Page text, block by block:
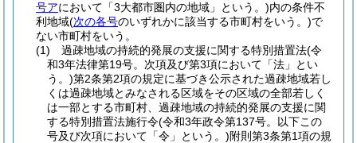
号アにおいて「3大都市圏内の地域」という。)内の条件不
利地域(次の各号のいずれかに該当する市町村をいう。)で
ない市町村をいう。
(1)
過疎地域の持続的発展の支援に関する特別措置法(令
和3年法律第19号。次項及び第3項において「法」とい
う。)第2条第2項の規定に基づき公示された過疎地域若し
くは過疎地域とみなされる区域をその区域の全部若しく
は一部とする市町村、過疎地域の持続的発展の支援に関
する特別措置法施行令(令和3年政令第137号。以下この
号及び次項において「令」という。)附則第3条第1項の規